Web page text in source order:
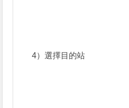
4）選擇目的站